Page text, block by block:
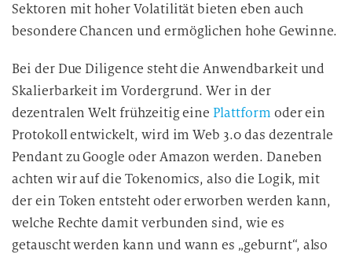
Sektoren mit hoher Volatilität bieten eben auch
besondere Chancen und ermöglichen hohe Gewinne.
Bei der Due Diligence steht die Anwendbarkeit und
Skalierbarkeit im Vordergrund. Wer in der
dezentralen Welt frühzeitig einePlattform oder ein
Protokoll entwickelt, wird im Web 3.0 das dezentrale
Pendant zu Google oder Amazon werden. Daneben
achten wir auf die Tokenomics, also die Logik, mit
der ein Token entsteht oder erworben werden kann,
welche Rechte damit verbunden sind, wie es
getauscht werden kann und wann es „geburnt“, also